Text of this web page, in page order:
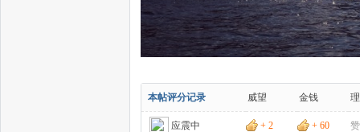
本帖评分记录 威望 金钱
应震中 + 2 + 60